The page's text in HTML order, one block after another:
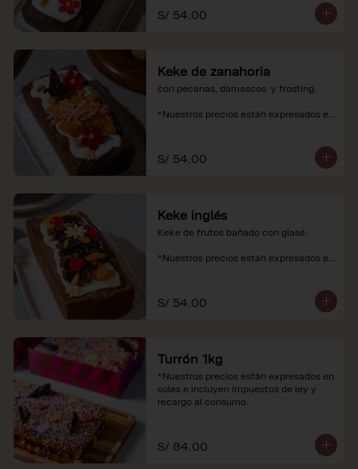
soles e incluyen impuestos de ley y
recargo al consumo.
S/ 54.00
Keke de zanahoria
con pecanas, damascos  y frosting.
*Nuestros precios están expresados en
S/ 54.00
Keke inglés
Keke de frutos bañado con glasé.
*Nuestros precios están expresados en
S/ 54.00
Turrón 1kg
*Nuestros precios están expresados en
soles e incluyen impuestos de ley y
recargo al consumo.
S/ 84.00